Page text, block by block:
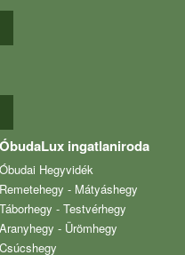
ÓbudaLux ingatlaniroda
Óbudai Hegyvidék
Remetehegy - Mátyáshegy
Táborhegy - Testvérhegy
Aranyhegy - Ürömhegy
Csúcshegy